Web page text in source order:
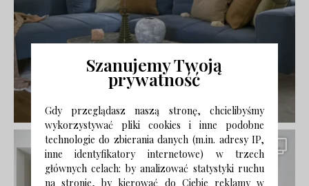
Szanujemy Twoją
prywatność
Gdy przeglądasz naszą stronę, chcielibyśmy
wykorzystywać pliki cookies i inne podobne
technologie do zbierania danych (m.in. adresy IP,
inne identyfikatory internetowe) w trzech
głównych celach: by analizować statystyki ruchu
na stronie, by kierować do Ciebie reklamy w